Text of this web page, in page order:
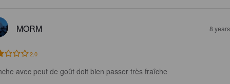
MORM 8
2.0
avec peut de goût doit bien passer très fraîche